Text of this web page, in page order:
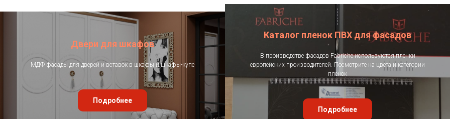
Двери для шкафов
МДФ фасады для дверей и вставок в шкафы и шкафы-купе
Подробнее
Каталог пленок ПВХ для фасадов
В производстве фасадов Fabriche используются пленки
европейских производителей. Посмотрите на цвета и категории
пленок
Подробнее